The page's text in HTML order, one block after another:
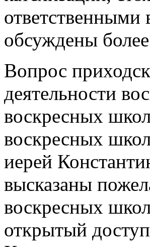
ответственными
обсуждены
Вопрос
деятельности
воскресных
воскресных
иерей
высказаны
воскресных
открытый